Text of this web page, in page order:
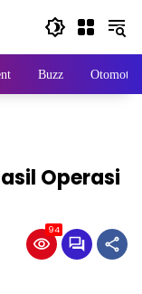
Buzz Otomotif
Operasi
94